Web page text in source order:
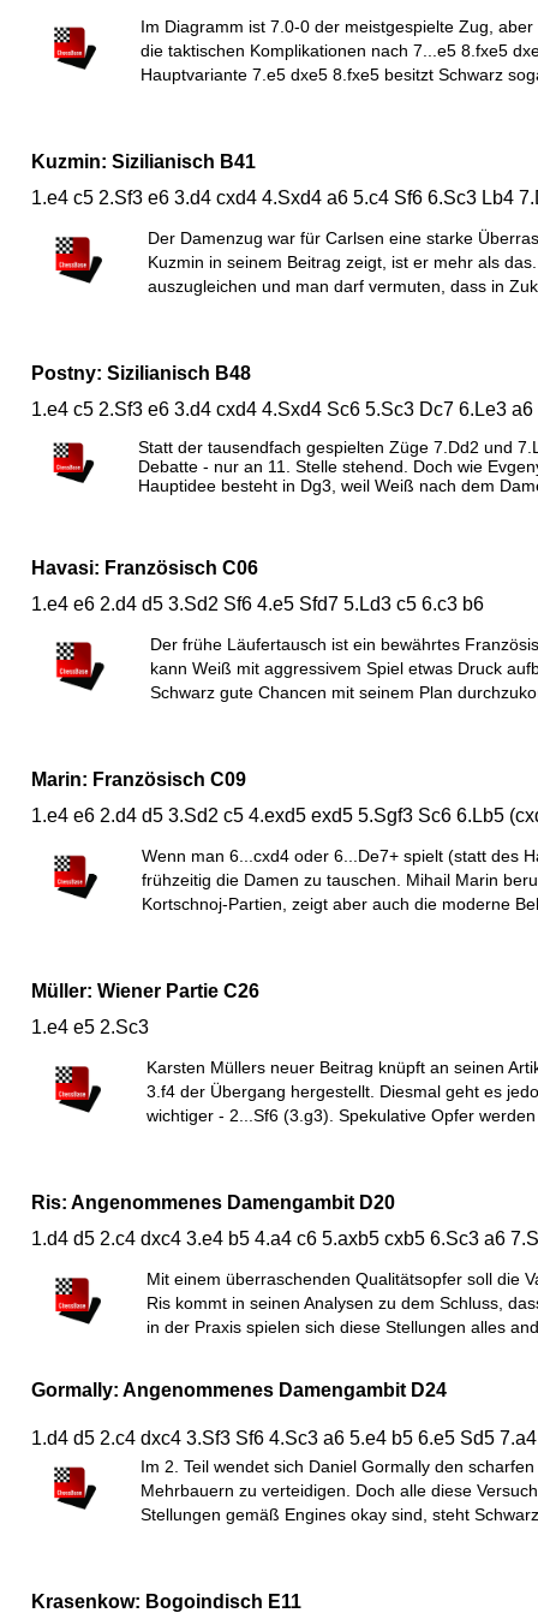
Im Diagramm ist 7.0-0 der meistgespielte Zug,
die taktischen Komplikationen nach 7...e5 8.fxe5
Hauptvariante 7.e5 dxe5 8.fxe5 besitzt Schwarz
Kuzmin: Sizilianisch B41
1.e4 c5 2.Sf3 e6 3.d4 cxd4 4.Sxd4 a6 5.c4 Sf6 6.Sc3 Lb4
Der Damenzug war für Carlsen eine starke
Kuzmin in seinem Beitrag zeigt, ist er mehr als
auszugleichen und man darf vermuten, dass in
Postny: Sizilianisch B48
1.e4 c5 2.Sf3 e6 3.d4 cxd4 4.Sxd4 Sc6 5.Sc3 Dc7 6.Le3 a6
Statt der tausendfach gespielten Züge 7.Dd2 und
Debatte - nur an 11. Stelle stehend. Doch wie
Hauptidee besteht in Dg3, weil Weiß nach dem
Havasi: Französisch C06
1.e4 e6 2.d4 d5 3.Sd2 Sf6 4.e5 Sfd7 5.Ld3 c5 6.c3 b6
Der frühe Läufertausch ist ein bewährtes
kann Weiß mit aggressivem Spiel etwas Druck
Schwarz gute Chancen mit seinem Plan
Marin: Französisch C09
1.e4 e6 2.d4 d5 3.Sd2 c5 4.exd5 exd5 5.Sgf3 Sc6 6.Lb5
Wenn man 6...cxd4 oder 6...De7+ spielt (statt des
frühzeitig die Damen zu tauschen. Mihail Marin
Kortschnoj-Partien, zeigt aber auch die moderne
Müller: Wiener Partie C26
1.e4 e5 2.Sc3
Karsten Müllers neuer Beitrag knüpft an seinen
3.f4 der Übergang hergestellt. Diesmal geht es
wichtiger - 2...Sf6 (3.g3). Spekulative Opfer
Ris: Angenommenes Damengambit D20
1.d4 d5 2.c4 dxc4 3.e4 b5 4.a4 c6 5.axb5 cxb5 6.Sc3 a6
Mit einem überraschenden Qualitätsopfer soll die
Ris kommt in seinen Analysen zu dem Schluss,
in der Praxis spielen sich diese Stellungen alles
Gormally: Angenommenes Damengambit D24
1.d4 d5 2.c4 dxc4 3.Sf3 Sf6 4.Sc3 a6 5.e4 b5 6.e5 Sd5 7.a4
Im 2. Teil wendet sich Daniel Gormally den
Mehrbauern zu verteidigen. Doch alle diese
Stellungen gemäß Engines okay sind, steht
Krasenkow: Bogoindisch E11